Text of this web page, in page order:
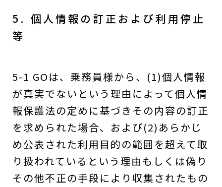
5. 個人情報の訂正および利用停止
等
5-1 GOは、乗務員様から、(1)個人情報
が真実でないという理由によって個人情
報保護法の定めに基づきその内容の訂正
を求められた場合、および(2)あらかじ
め公表された利用目的の範囲を超えて取
り扱われているという理由もしくは偽り
その他不正の手段により収集されたもの